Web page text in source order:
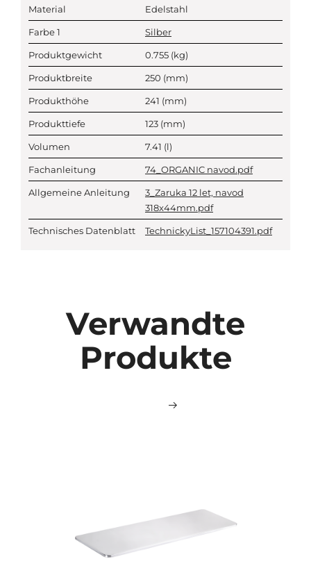
Material Edelstahl
Farbe 1 Silber
Produktgewicht 0.755 (kg)
Produktbreite 250 (mm)
Produkthöhe 241 (mm)
Produkttiefe 123 (mm)
Volumen 7.41 (l)
Fachanleitung 74_ORGANIC navod.pdf
Allgemeine Anleitung
3_Zaruka 12 let, navod
318x44mm.pdf
Technisches Datenblatt TechnickyList_157104391.pdf
Verwandte
Produkte